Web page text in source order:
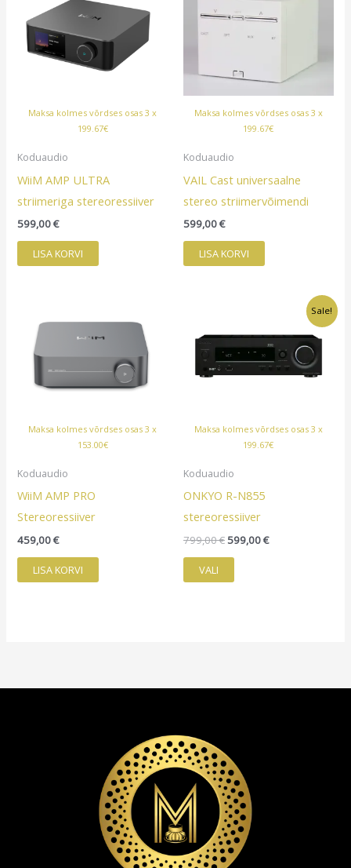
Maksa kolmes võrdses osas 3 x
199.67€
Koduaudio
WiiM AMP ULTRA
striimeriga stereoressiiver
599,00€
LISA KORVI
Maksa kolmes võrdses osas 3 x
199.67€
Koduaudio
VAIL Cast universaalne
stereo striimervõimendi
599,00€
LISA KORVI
Maksa kolmes võrdses osas 3 x
153.00€
Koduaudio
WiiM AMP PRO
Stereoressiiver
459,00€
LISA KORVI
Sale!
Maksa kolmes võrdses osas 3 x
199.67€
Koduaudio
ONKYO R-N855
stereoressiiver
799,00€Algne
799,00 €.
599,00€Praegune
VALI
Sellel
tootel
saab